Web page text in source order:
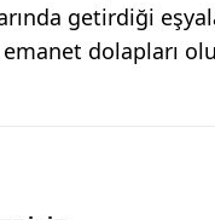
getirdiği
dolapları